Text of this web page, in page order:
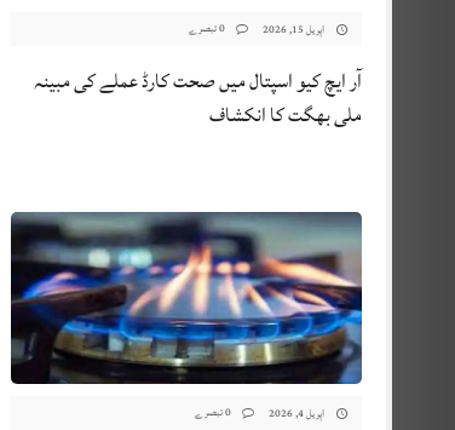
اپریل 15, 2026
آر ایچ کیو اسپتال میں صحت کارڈ عملے کی مبینہ
ملی بھگت کا انکشاف
اپریل 4, 2026